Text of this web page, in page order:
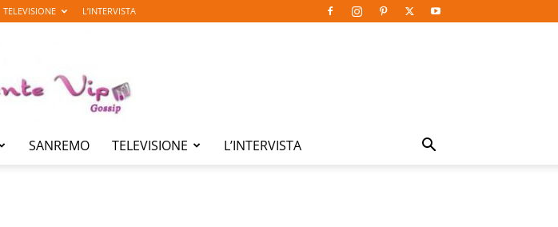
TELEVISIONE L’INTERVISTA
SANREMO TELEVISIONE L’INTERVISTA